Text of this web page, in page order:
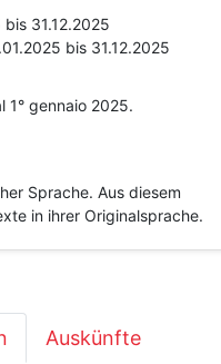
bis 31.12.2025
bis 31.12.2025
1° gennaio 2025.
Sprache. Aus diesem
in ihrer Originalsprache.
Auskünfte